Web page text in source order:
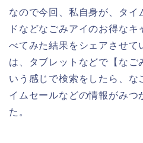
なので今回、私自身が、タイ
ドなどなごみアイのお得なキ
べてみた結果をシェアさせて
は、タブレットなどで【なご
いう感じで検索をしたら、な
イムセールなどの情報がみつ
た。